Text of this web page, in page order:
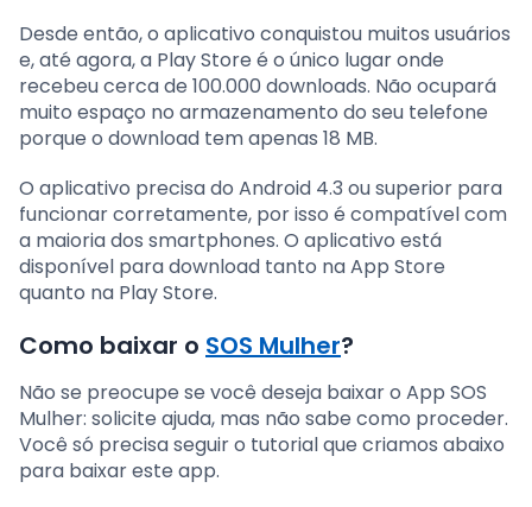
Desde então, o aplicativo conquistou muitos usuários
e, até agora, a Play Store é o único lugar onde
recebeu cerca de 100.000 downloads. Não ocupará
muito espaço no armazenamento do seu telefone
porque o download tem apenas 18 MB.
O aplicativo precisa do Android 4.3 ou superior para
funcionar corretamente, por isso é compatível com
a maioria dos smartphones. O aplicativo está
disponível para download tanto na App Store
quanto na Play Store.
Como baixar o SOS Mulher?
Não se preocupe se você deseja baixar o App SOS
Mulher: solicite ajuda, mas não sabe como proceder.
Você só precisa seguir o tutorial que criamos abaixo
para baixar este app.